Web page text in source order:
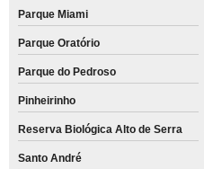
Parque Miami
Parque Oratório
Parque do Pedroso
Pinheirinho
Reserva Biológica Alto de Serra
Santo André